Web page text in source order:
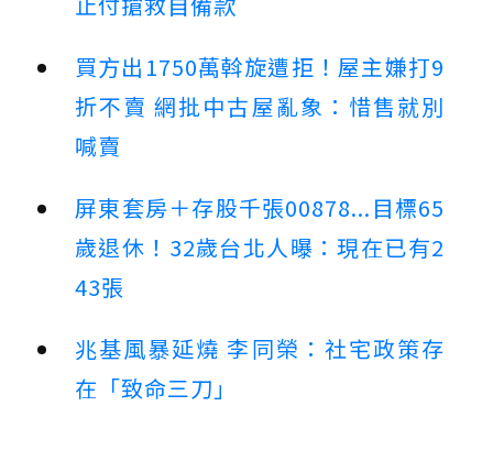
買方出1750萬斡旋遭拒！屋主嫌打9
折不賣 網批中古屋亂象：惜售就別
喊賣
屏東套房＋存股千張00878...目標65
歲退休！32歲台北人曝：現在已有2
43張
兆基風暴延燒 李同榮：社宅政策存
在「致命三刀」